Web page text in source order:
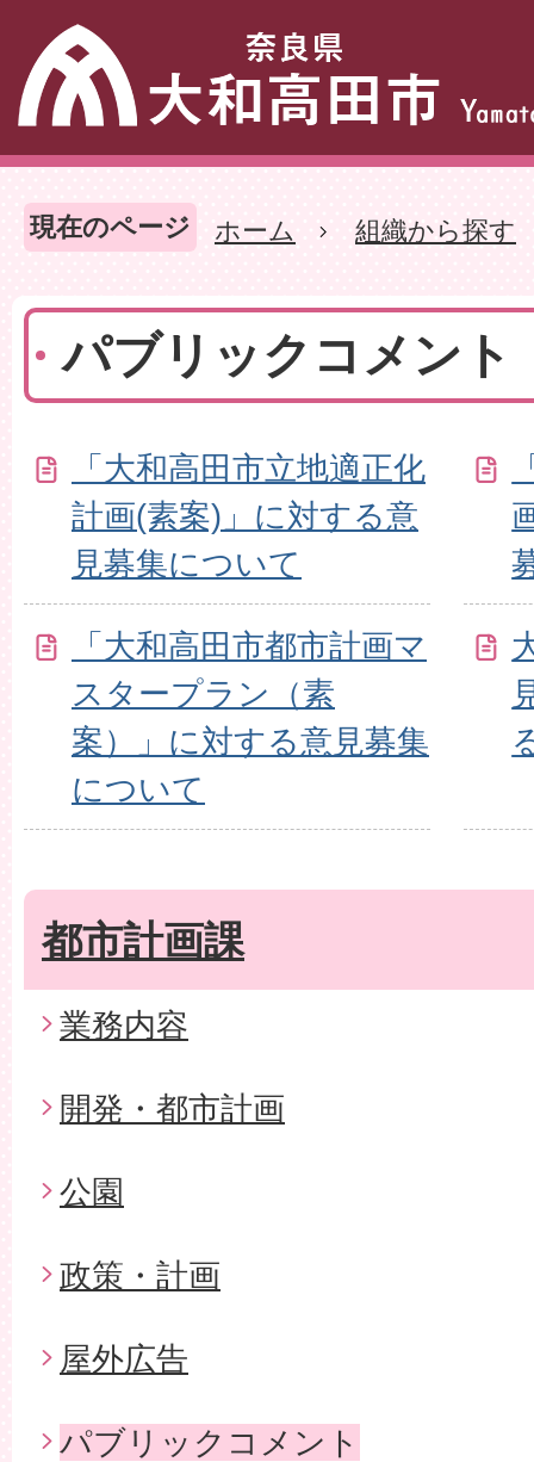
現在のページ ホーム 組織から探す
パブリックコメント
「大和高田市立地適正化
計画(素案)」に対する意
見募集について
「大和高田市都市計画マ
スタープラン（素
案）」に対する意見募集
について
都市計画課
業務内容
開発・都市計画
公園
政策・計画
屋外広告
パブリックコメント